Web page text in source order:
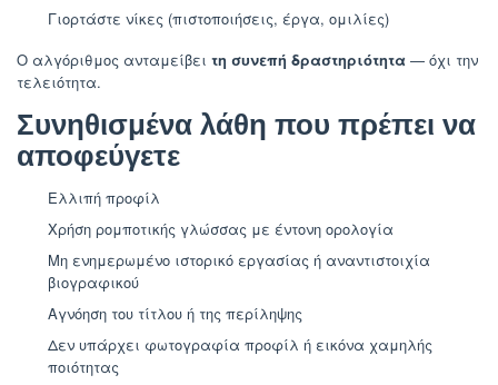
Γιορτάστε νίκες (πιστοποιήσεις, έργα, ομιλίες)
Ο αλγόριθμος ανταμείβει τη συνεπή δραστηριότητα — όχι την
τελειότητα.
Συνηθισμένα λάθη που πρέπει να
αποφεύγετε
Ελλιπή προφίλ
Χρήση ρομποτικής γλώσσας με έντονη ορολογία
Μη ενημερωμένο ιστορικό εργασίας ή αναντιστοιχία
βιογραφικού
Αγνόηση του τίτλου ή της περίληψης
Δεν υπάρχει φωτογραφία προφίλ ή εικόνα χαμηλής
ποιότητας